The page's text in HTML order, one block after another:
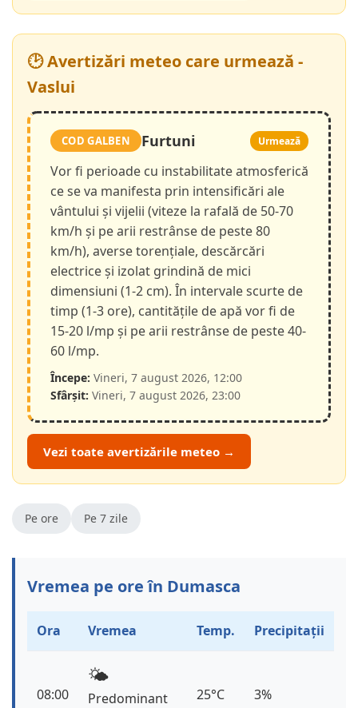
🕑 Avertizări meteo care urmează -
Vaslui
COD GALBEN Furtuni Urmează
Vor fi perioade cu instabilitate atmosferică
ce se va manifesta prin intensificări ale
vântului și vijelii (viteze la rafală de 50-70
km/h și pe arii restrânse de peste 80
km/h), averse torențiale, descărcări
electrice și izolat grindină de mici
dimensiuni (1-2 cm). În intervale scurte de
timp (1-3 ore), cantitățile de apă vor fi de
15-20 l/mp și pe arii restrânse de peste 40-
60 l/mp.
Începe: Vineri, 7 august 2026, 12:00
Sfârșit: Vineri, 7 august 2026, 23:00
Vezi toate avertizările meteo →
Pe ore Pe 7 zile
Vremea pe ore în Dumasca
Ora Vremea Temp. Precipitații
08:00
🌤️
Predominant
25°C 3%